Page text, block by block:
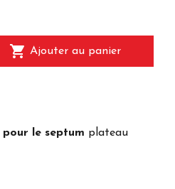
shopping_cart Ajouter au panier
pour le septum plateau